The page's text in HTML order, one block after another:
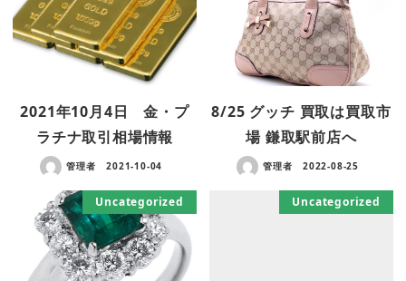
2021年10月4日 金・プ
ラチナ取引相場情報
管理者 2021-10-04
8/25 グッチ 買取は買取市
場 鎌取駅前店へ
管理者 2022-08-25
Uncategorized Uncategorized